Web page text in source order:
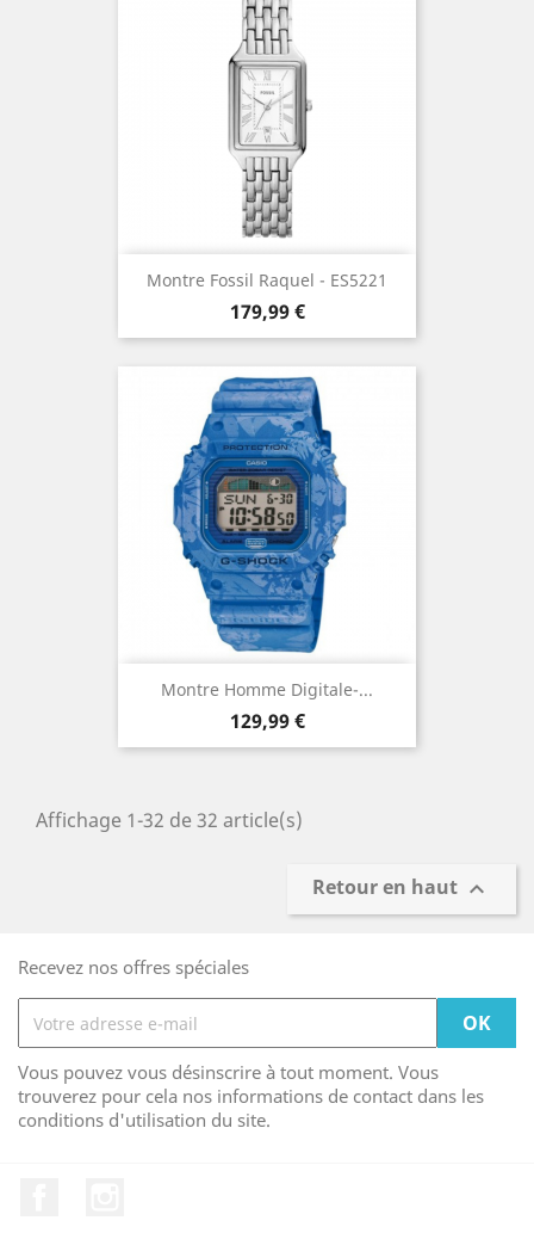
Montre Fossil Raquel - ES5221
Prix
179,99 €
Montre Homme Digitale-...
Prix
129,99 €
Affichage 1-32 de 32 article(s)
Retour en haut 
Recevez nos offres spéciales
Vous pouvez vous désinscrire à tout moment. Vous
trouverez pour cela nos informations de contact dans les
conditions d'utilisation du site.